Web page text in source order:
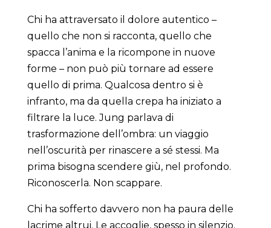
Chi ha attraversato il dolore autentico –
quello che non si racconta, quello che
spacca l’anima e la ricompone in nuove
forme – non può più tornare ad essere
quello di prima. Qualcosa dentro si è
infranto, ma da quella crepa ha iniziato a
filtrare la luce. Jung parlava di
trasformazione dell’ombra: un viaggio
nell’oscurità per rinascere a sé stessi. Ma
prima bisogna scendere giù, nel profondo.
Riconoscerla. Non scappare.
Chi ha sofferto davvero non ha paura delle
lacrime altrui. Le accoglie, spesso in silenzio.